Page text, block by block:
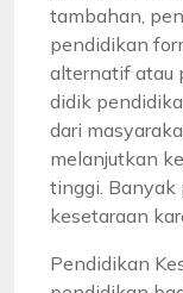
tambahan,
pendidikan
alternatif atau
didik
dari
melanjutkan
tinggi. Banyak
kesetaraan
Pendidikan